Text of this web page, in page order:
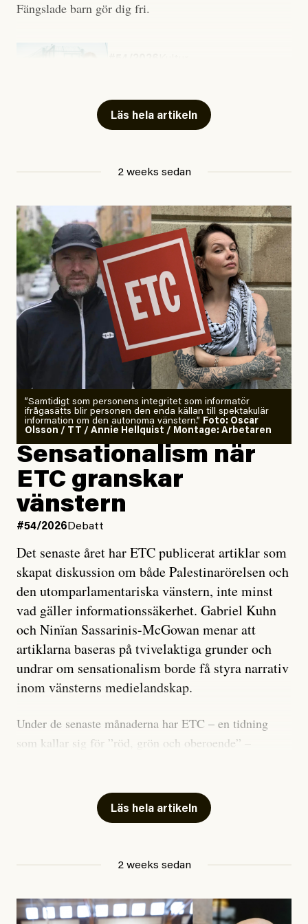
Fängslade barn gör dig fri.
Läs hela artikeln
2 weeks sedan
”Samtidigt som personens integritet som informatör
ifrågasätts blir personen den enda källan till spektakulär
information om den autonoma vänstern.” Foto: Oscar
Olsson / TT / Annie Hellquist / Montage: Arbetaren
Sensationalism när
ETC granskar
vänstern
#54/2026 Debatt
Det senaste året har ETC publicerat artiklar som
skapat diskussion om både Palestinarörelsen och
den utomparlamentariska vänstern, inte minst
vad gäller informationssäkerhet. Gabriel Kuhn
och Ninïan Sassarinis-McGowan menar att
artiklarna baseras på tvivelaktiga grunder och
undrar om sensationalism borde få styra narrativ
inom vänsterns medielandskap.
Under de senaste månaderna har ETC – en tidning
som kallar sig för ”röd, grön och oberoende” –
skriver för? Vad betyder det att vara en ”röd, grön och
oberoende” tidning? Och vad är egentligen bra
utpekas som israelisk infiltratör”. Enligt ingressen
Läs hela artikeln
2 weeks sedan